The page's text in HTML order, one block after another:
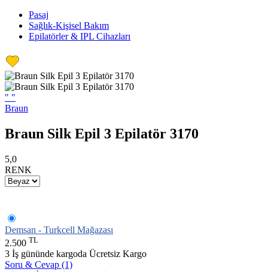
Pasaj
Sağlık-Kişisel Bakım
Epilatörler & IPL Cihazları
" "
Braun
Braun Silk Epil 3 Epilatör 3170
5,0
RENK
Demsan - Turkcell Mağazası
2.500 TL
3 İş gününde kargoda Ücretsiz Kargo
Soru & Cevap (1)